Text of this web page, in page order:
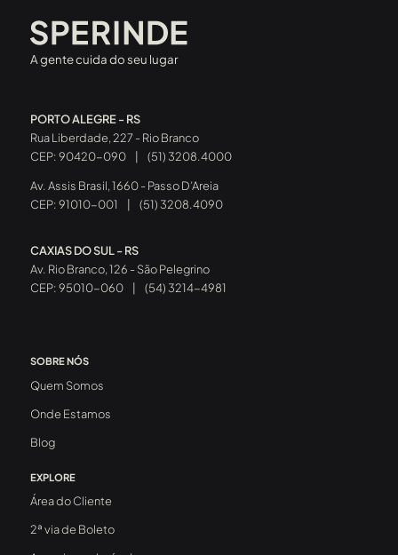
A gente cuida do seu lugar
PORTO ALEGRE - RS
Rua Liberdade, 227 - Rio Branco
CEP: 90420-090
(51) 3208.4000
Av. Assis Brasil, 1660 - Passo D’Areia
CEP: 91010-001
(51) 3208.4090
CAXIAS DO SUL - RS
Av. Rio Branco, 126 - São Pelegrino
CEP: 95010-060
(54) 3214-4981
SOBRE NÓS
Quem Somos
Onde Estamos
Blog
EXPLORE
Área do Cliente
2ª via de Boleto